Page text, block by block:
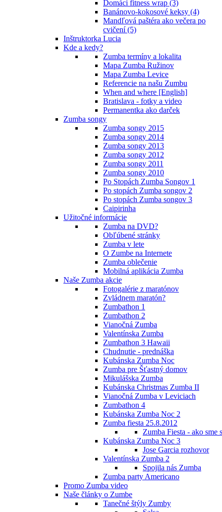
Domáci fitness wrap (3)
Banánovo-kokosové keksy (4)
Mandľová paštéra ako večera po
cvičení (5)
Inštruktorka Lucia
Kde a kedy?
Zumba termíny a lokalita
Mapa Zumba Ružinov
Mapa Zumba Levice
Referencie na našu Zumbu
When and where [English]
Bratislava - fotky a video
Permanentka ako darček
Zumba songy
Zumba songy 2015
Zumba songy 2014
Zumba songy 2013
Zumba songy 2012
Zumba songy 2011
Zumba songy 2010
Po Stopách Zumba Songov 1
Po stopách Zumba songov 2
Po stopách Zumba songov 3
Caipirinha
Užitočné informácie
Zumba na DVD?
Obľúbené stránky
Zumba v lete
O Zumbe na Internete
Zumba oblečenie
Mobilná aplikácia Zumba
Naše Zumba akcie
Fotogalérie z maratónov
Zvládnem maratón?
Zumbathon 1
Zumbathon 2
Vianočná Zumba
Valentínska Zumba
Zumbathon 3 Hawaii
Chudnutie - prednáška
Kubánska Zumba Noc
Zumba pre Šťastný domov
Mikulášska Zumba
Kubánska Christmas Zumba II
Vianočná Zumba v Leviciach
Zumbathon 4
Kubánska Zumba Noc 2
Zumba fiesta 25.8.2012
Zumba Fiesta - ako sme
Kubánska Zumba Noc 3
Jose Garcia rozhovor
Valentínska Zumba 2
Spojila nás Zumba
Zumba party Americano
Promo Zumba video
Naše články o Zumbe
Tanečné štýly Zumby